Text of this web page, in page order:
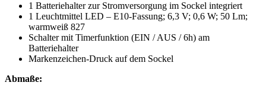
1 Batteriehalter zur Stromversorgung im Sockel integriert
1 Leuchtmittel LED – E10-Fassung; 6,3 V; 0,6 W; 50 Lm;
warmweiß 827
Schalter mit Timerfunktion (EIN / AUS / 6h) am
Batteriehalter
Markenzeichen-Druck auf dem Sockel
Abmaße: